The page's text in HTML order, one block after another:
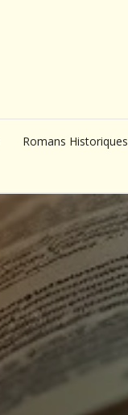
Romans Historiques